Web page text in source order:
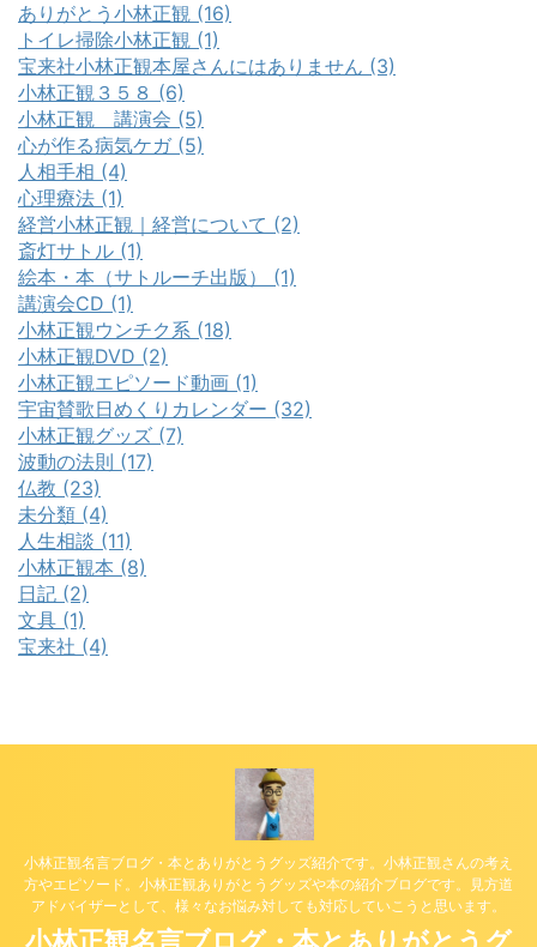
ありがとう小林正観 (16)
トイレ掃除小林正観 (1)
宝来社小林正観本屋さんにはありません (3)
小林正観３５８ (6)
小林正観 講演会 (5)
心が作る病気ケガ (5)
人相手相 (4)
心理療法 (1)
経営小林正観｜経営について (2)
斎灯サトル (1)
絵本・本（サトルーチ出版） (1)
講演会CD (1)
小林正観ウンチク系 (18)
小林正観DVD (2)
小林正観エピソード動画 (1)
宇宙賛歌日めくりカレンダー (32)
小林正観グッズ (7)
波動の法則 (17)
仏教 (23)
未分類 (4)
人生相談 (11)
小林正観本 (8)
日記 (2)
文具 (1)
宝来社 (4)
小林正観名言ブログ・本とありがとうグッズ紹介です。小林正観さんの考え
方やエピソード。小林正観ありがとうグッズや本の紹介ブログです。見方道
アドバイザーとして、様々なお悩み対しても対応していこうと思います。